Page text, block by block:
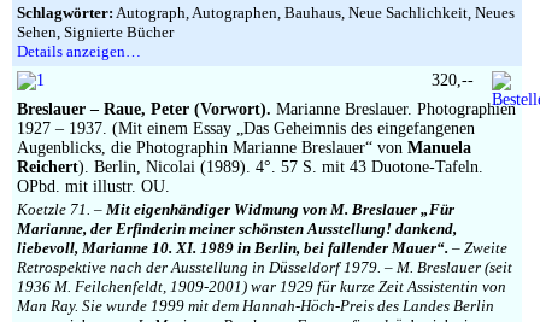
Schlagwörter: Autograph, Autographen, Bauhaus, Neue Sachlichkeit, Neues
Sehen, Signierte Bücher
Details anzeigen…
Breslauer – Raue, Peter (Vorwort). Marianne Breslauer. Photographien
1927 – 1937. (Mit einem Essay „Das Geheimnis des eingefangenen
Augenblicks, die Photographin Marianne Breslauer“ von Manuela
Reichert). Berlin, Nicolai (1989). 4°. 57 S. mit 43 Duotone-Tafeln.
OPbd. mit illustr. OU.
Koetzle 71. – Mit eigenhändiger Widmung von M. Breslauer „Für
Marianne, der Erfinderin meiner schönsten Ausstellung! dankend,
liebevoll, Marianne 10. XI. 1989 in Berlin, bei fallender Mauer“. – Zweite
Retrospektive nach der Ausstellung in Düsseldorf 1979. – M. Breslauer (seit
1936 M. Feilchenfeldt, 1909-2001) war 1929 für kurze Zeit Assistentin von
Man Ray. Sie wurde 1999 mit dem Hannah-Höch-Preis des Landes Berlin
320,--